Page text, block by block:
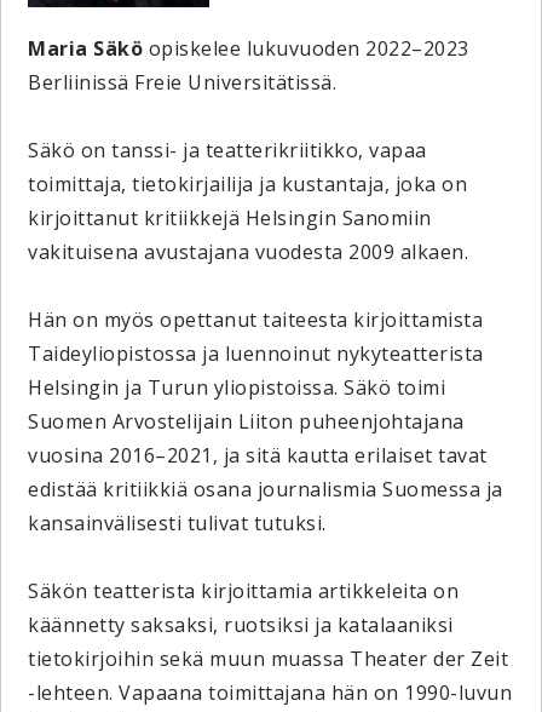
Maria Säkö opiskelee lukuvuoden 2022–2023
Berliinissä Freie Universitätissä.
Säkö on tanssi- ja teatterikriitikko, vapaa
toimittaja, tietokirjailija ja kustantaja, joka on
kirjoittanut kritiikkejä Helsingin Sanomiin
vakituisena avustajana vuodesta 2009 alkaen.
Hän on myös opettanut taiteesta kirjoittamista
Taideyliopistossa ja luennoinut nykyteatterista
Helsingin ja Turun yliopistoissa. Säkö toimi
Suomen Arvostelijain Liiton puheenjohtajana
vuosina 2016–2021, ja sitä kautta erilaiset tavat
edistää kritiikkiä osana journalismia Suomessa ja
kansainvälisesti tulivat tutuksi.
Säkön teatterista kirjoittamia artikkeleita on
käännetty saksaksi, ruotsiksi ja katalaaniksi
tietokirjoihin sekä muun muassa Theater der Zeit
-lehteen. Vapaana toimittajana hän on 1990-luvun